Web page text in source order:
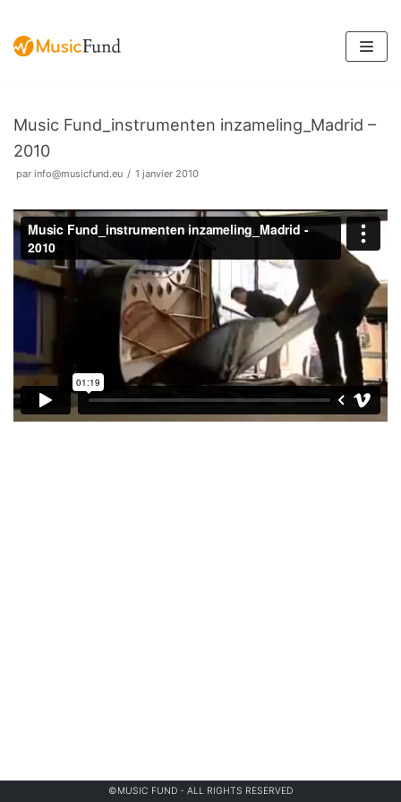
Aller
Music Fund_instrumenten inzameling_Madrid –
2010
par info@musicfund.eu 1 janvier 2010
©MUSIC FUND - ALL RIGHTS RESERVED